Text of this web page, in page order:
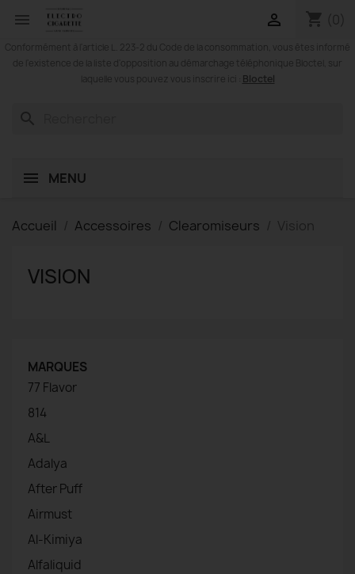
 shopping_cart (0)

Conformément à l'article L. 223-2 du Code de la consommation, vous êtes informé
de l'existence de la liste d'opposition au démarchage téléphonique Bloctel, sur
laquelle vous pouvez vous inscrire ici : Bloctel
search
MENU
Accueil Accessoires Clearomiseurs Vision
VISION
MARQUES
77 Flavor
814
A&L
Adalya
After Puff
Airmust
Al-Kimiya
Alfaliquid